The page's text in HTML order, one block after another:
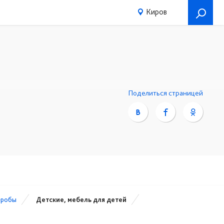
Киров
Поделиться страницей
Детские, мебель для детей